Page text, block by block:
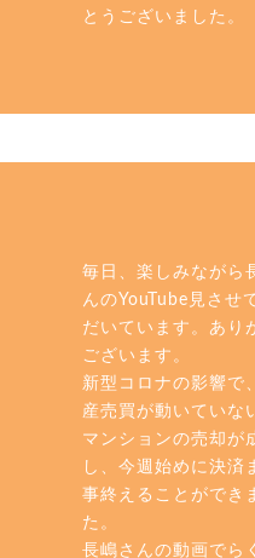
とうございました。
毎日、楽しみながら
んのYouTube見させ
だいています。あり
ございます。
新型コロナの影響で
産売買が動いていな
マンションの売却が
し、今週始めに決済
事終えることができ
た。
長嶋さんの動画でら